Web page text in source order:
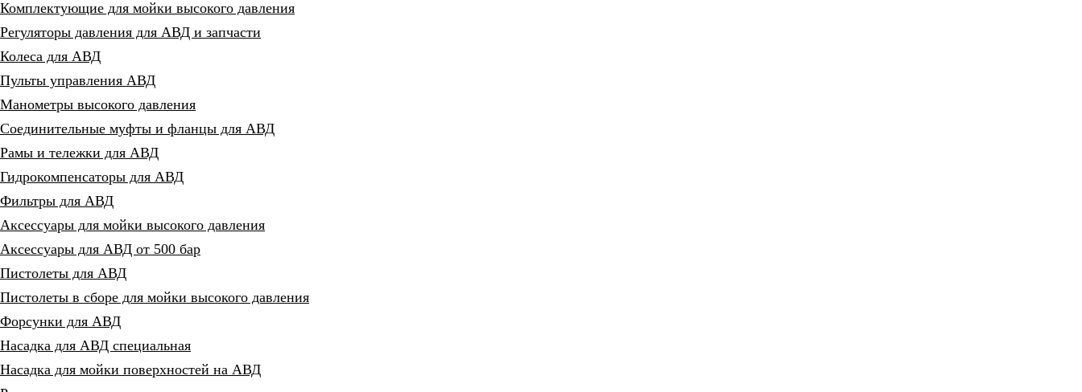
Комплектующие для мойки высокого давления
Регуляторы давления для АВД и запчасти
Колеса для АВД
Пульты управления АВД
Манометры высокого давления
Соединительные муфты и фланцы для АВД
Рамы и тележки для АВД
Гидрокомпенсаторы для АВД
Фильтры для АВД
Аксессуары для мойки высокого давления
Аксессуары для АВД от 500 бар
Пистолеты для АВД
Пистолеты в сборе для мойки высокого давления
Форсунки для АВД
Насадка для АВД специальная
Насадка для мойки поверхностей на АВД